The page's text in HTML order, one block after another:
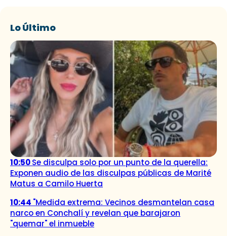
Lo Último
10:50Se disculpa solo por un punto de la querella:
Exponen audio de las disculpas públicas de Marité
Matus a Camilo Huerta
10:44 "Medida extrema: Vecinos desmantelan casa
narco en Conchalí y revelan que barajaron
"quemar" el inmueble